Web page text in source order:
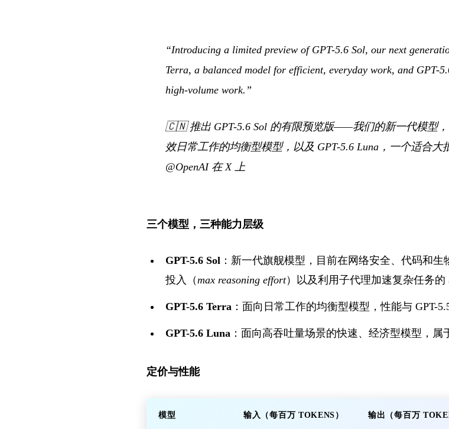
“Introducing a limited preview of GPT-5.6 Sol, our next
Terra, a balanced model for efficient, everyday work, and GPT-
high-volume work.”
🇨🇳推出 GPT-5.6 Sol 的有限预览版——我们的新一代模型
效日常工作的均衡型模型，以及 GPT-5.6 Luna，一个适合大
@OpenAI 在 X 上
三个模型，三种能力层级
GPT-5.6 Sol ：新一代旗舰模型，目前在网络安全、代码和
投入（ max reasoning effort）以及利用子代理加速复杂任务的
GPT-5.6 Terra ：面向日常工作的均衡型模型，性能与 GPT-
GPT-5.6 Luna ：面向高吞吐量场景的快速、经济型模型，属
定价与性能
模型 输入（每百万 TOKENS） 输出（每百万